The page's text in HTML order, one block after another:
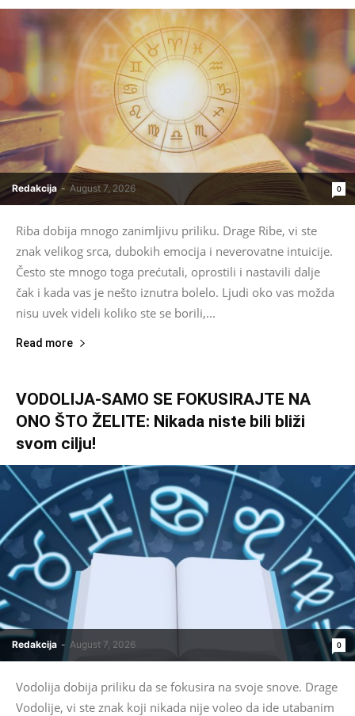
Redakcija - August 7, 2026 0
Riba dobija mnogo zanimljivu priliku. Drage Ribe, vi ste
znak velikog srca, dubokih emocija i neverovatne intuicije.
Često ste mnogo toga prećutali, oprostili i nastavili dalje
čak i kada vas je nešto iznutra bolelo. Ljudi oko vas možda
nisu uvek videli koliko ste se borili,...
Read more
VODOLIJA-SAMO SE FOKUSIRAJTE NA
ONO ŠTO ŽELITE: Nikada niste bili bliži
svom cilju!
Redakcija - August 7, 2026 0
Vodolija dobija priliku da se fokusira na svoje snove. Drage
Vodolije, vi ste znak koji nikada nije voleo da ide utabanim